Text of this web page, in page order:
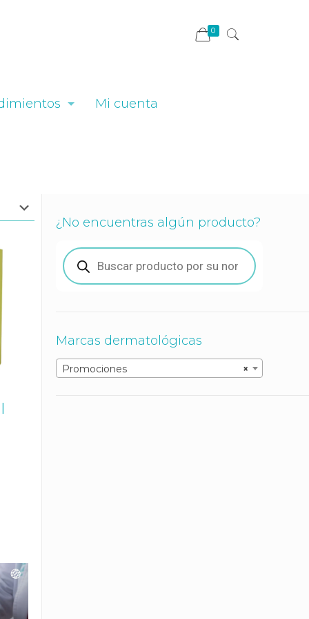
Mi cuenta
0
¿No encuentras algún producto?
Búsqueda
de
productos
Marcas dermatológicas
×
Promociones